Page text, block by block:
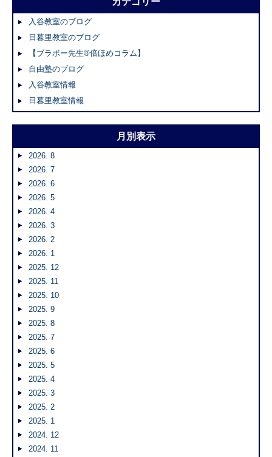
入谷教室のブログ
日暮里教室のブログ
【ブラボー先生®倍ほめコラム】
自由塾のブログ
入谷教室情報
日暮里教室情報
月別表示
2026. 8
2026. 7
2026. 6
2026. 5
2026. 4
2026. 3
2026. 2
2026. 1
2025. 12
2025. 11
2025. 10
2025. 9
2025. 8
2025. 7
2025. 6
2025. 5
2025. 4
2025. 3
2025. 2
2025. 1
2024. 12
2024. 11